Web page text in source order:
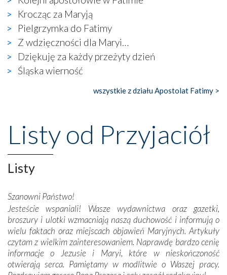
Zatem nawet w bezpośrednim otoczeniu sanktuarium
naocznie przekonaliśmy się, że wewnątrz Kościoła toczy
się ogromna walka o kształt katolicyzmu i o serca
wierzących. Do czego to zmaganie może prowadzić,
widzieliśmy w urokliwym, niewielkim mieście Obidos,
gdzie w miejscu dawnego kościoła działa dzisiaj…
księgarnia.
Nasze pielgrzymkowe wyprawy, których celem były
wznoszono na chwałę Bożą, na przykład – w podzięce za
Opatrznościową pomoc w wygranej bitwie o
niepodległość kraju. Zachwyt budziła potężna, a zarazem
misterna architektura tych monumentalnych dzieł,
wspaniałe zdobienia, dbałość ich twórców o detale,
budowniczych.
Podążyliśmy też śladami fatimskich wizjonerów – Łucji
dos Santos oraz świętych Hiacynty i Franciszka Marto.
Modliliśmy się przy ich grobach. Odprawiliśmy Drogę
Krzyżową w ich rodzinnych stronach, odwiedziliśmy
domy, w których żyli.
Krocząc za Maryją
Pielgrzymka do Fatimy
Z wdzięczności dla Maryi…
Dziękuję za każdy przeżyty dzień
Śląska wierność
wszystkie z działu Apostolat Fatimy >
Listy od Przyjaciół
Listy
Szanowni Państwo!
Jesteście wspaniali! Wasze wydawnictwa oraz gazetki,
broszury i ulotki wzmacniają naszą duchowość i informują o
wielu faktach oraz miejscach objawień Maryjnych. Artykuły
czytam z wielkim zainteresowaniem. Naprawdę bardzo cenię
informacje o Jezusie i Maryi, które w nieskończoność
otwierają serca. Pamiętamy w modlitwie o Waszej pracy.